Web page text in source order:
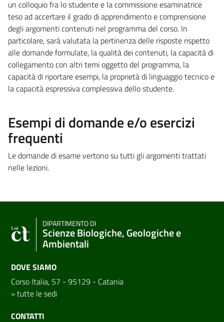
un colloquio fra lo studente e la commissione esaminatrice
teso ad accertare il grado di apprendimento e comprensione
degli argomenti contenuti nel programma del corso. In
particolare, sarà valutata la pertinenza delle risposte rispetto
alle domande formulate, la qualità dei contenuti, la capacità di
collegamento con altri temi oggetto del programma, la
capacità di riportare esempi, la proprietà di linguaggio tecnico e
la capacità espressiva complessiva dello studente.
Esempi di domande e/o esercizi
frequenti
Le domande di esame vertono su tutti gli argomenti trattati
nelle lezioni.
DIPARTIMENTO DI
Scienze Biologiche, Geologiche e
Ambientali
DOVE SIAMO
Corso Italia, 57 - 95129 - Catania
»tutte le sedi
CONTATTI